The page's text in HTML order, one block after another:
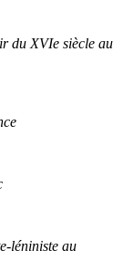
du XVIe siècle au
léniniste au